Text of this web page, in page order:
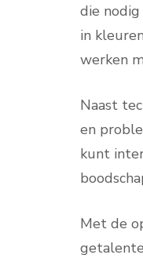
die
in
werken
Naast
en
kunt
Met de